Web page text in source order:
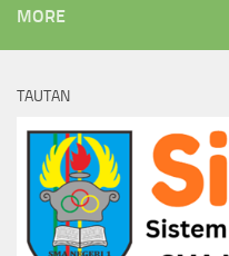
MORE
TAUTAN